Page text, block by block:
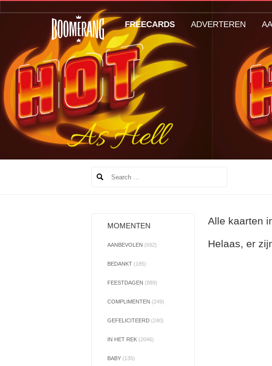
MOMENTEN
AANBEVOLEN (692)
BEDANKT (185)
FEESTDAGEN (889)
COMPLIMENTEN (249)
GEFELICITEERD (240)
IN HET REK (2046)
BABY (135)
Alle kaarten
Helaas, er
FREECARDS ADVERTEREN